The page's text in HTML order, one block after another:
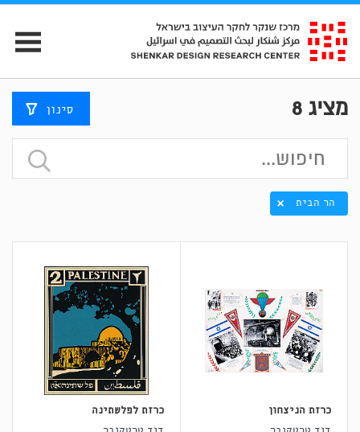
מציג 8 סינון
הר הבית
כרזת הניצחון
כרזת לפלשתינה